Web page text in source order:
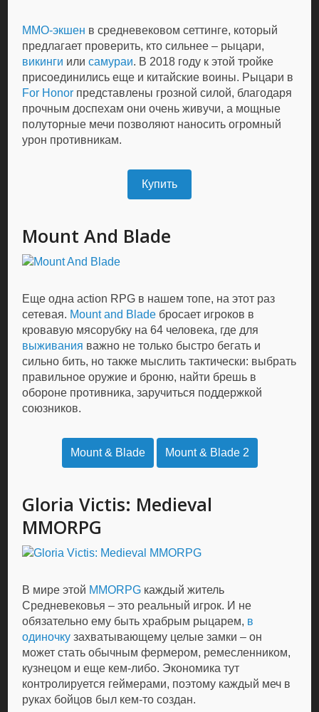
ММО-экшен в средневековом сеттинге, который
предлагает проверить, кто сильнее – рыцари,
викинги илисамураи. В 2018 году к этой тройке
присоединились еще и китайские воины. Рыцари в
For Honor представлены грозной силой, благодаря
прочным доспехам они очень живучи, а мощные
полуторные мечи позволяют наносить огромный
урон противникам.
Купить
Mount And Blade
Еще одна action RPG в нашем топе, на этот раз
сетевая. Mount and Blade бросает игроков в
кровавую мясорубку на 64 человека, где для
выживания важно не только быстро бегать и
сильно бить, но также мыслить тактически: выбрать
правильное оружие и броню, найти брешь в
обороне противника, заручиться поддержкой
союзников.
Mount & Blade Mount & Blade 2
Gloria Victis: Medieval
MMORPG
В мире этой MMORPG каждый житель
Средневековья – это реальный игрок. И не
обязательно ему быть храбрым рыцарем, в
одиночку захватывающему целые замки – он
может стать обычным фермером, ремесленником,
кузнецом и еще кем-либо. Экономика тут
контролируется геймерами, поэтому каждый меч в
руках бойцов был кем-то создан.